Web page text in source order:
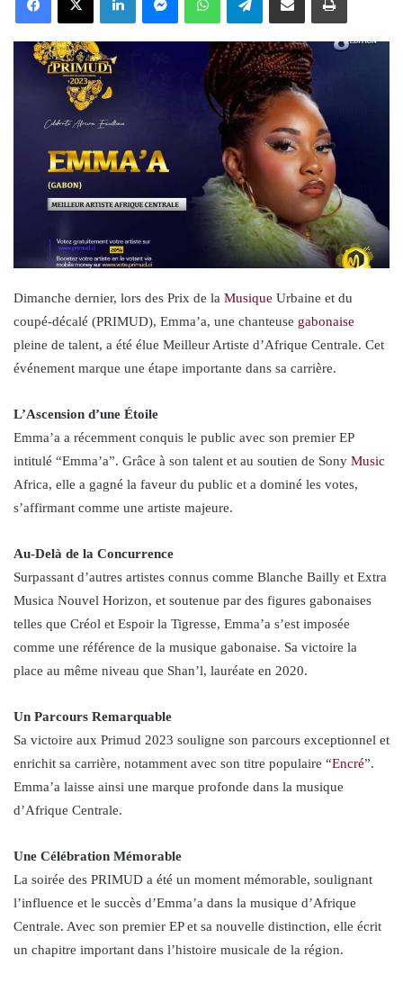
Dimanche dernier, lors des Prix de la Musique Urbaine et du
coupé-décalé (PRIMUD), Emma’a, une chanteuse gabonaise
pleine de talent, a été élue Meilleur Artiste d’Afrique Centrale. Cet
événement marque une étape importante dans sa carrière.
L’Ascension d’une Étoile
Emma’a a récemment conquis le public avec son premier EP
intitulé “Emma’a”. Grâce à son talent et au soutien de Sony Music
Africa, elle a gagné la faveur du public et a dominé les votes,
s’affirmant comme une artiste majeure.
Au-Delà de la Concurrence
Surpassant d’autres artistes connus comme Blanche Bailly et Extra
Musica Nouvel Horizon, et soutenue par des figures gabonaises
telles que Créol et Espoir la Tigresse, Emma’a s’est imposée
comme une référence de la musique gabonaise. Sa victoire la
place au même niveau que Shan’l, lauréate en 2020.
Un Parcours Remarquable
Sa victoire aux Primud 2023 souligne son parcours exceptionnel et
enrichit sa carrière, notamment avec son titre populaire “Encré”.
Emma’a laisse ainsi une marque profonde dans la musique
d’Afrique Centrale.
Une Célébration Mémorable
La soirée des PRIMUD a été un moment mémorable, soulignant
l’influence et le succès d’Emma’a dans la musique d’Afrique
Centrale. Avec son premier EP et sa nouvelle distinction, elle écrit
un chapitre important dans l’histoire musicale de la région.